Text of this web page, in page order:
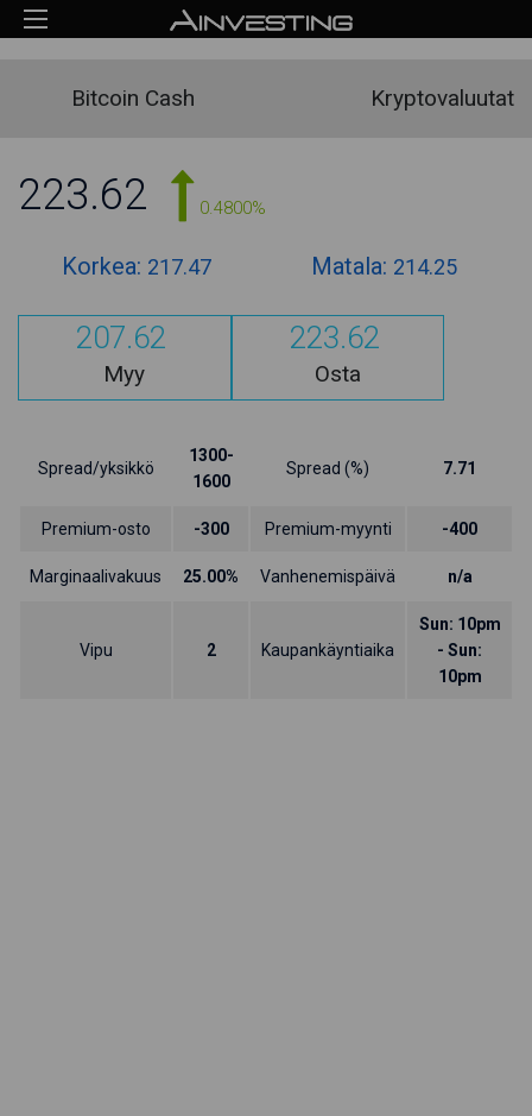
Bitcoin Cash Kryptovaluutat
223.62 0.4800%
Korkea: 217.47 Matala: 214.25
207.62
Myy
223.62
Osta
Spread/yksikkö
1300-
1600
Spread (%) 7.71
Premium-osto -300 Premium-myynti -400
Marginaalivakuus 25.00% Vanhenemispäivä n/a
Vipu 2 Kaupankäyntiaika
Sun: 10pm
- Sun:
10pm